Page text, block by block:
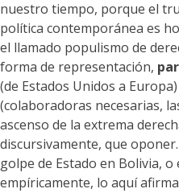
nuestro tiempo, porque el
política contemporánea es
el llamado populismo de
forma de representación,
(de Estados Unidos a Europa)
(colaboradoras necesarias,
ascenso de la extrema
discursivamente, que
golpe de Estado en Bolivia,
empíricamente, lo aquí